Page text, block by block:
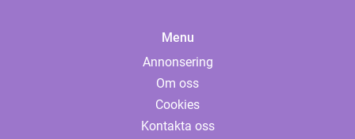
Menu
Annonsering
Om oss
Cookies
Kontakta oss